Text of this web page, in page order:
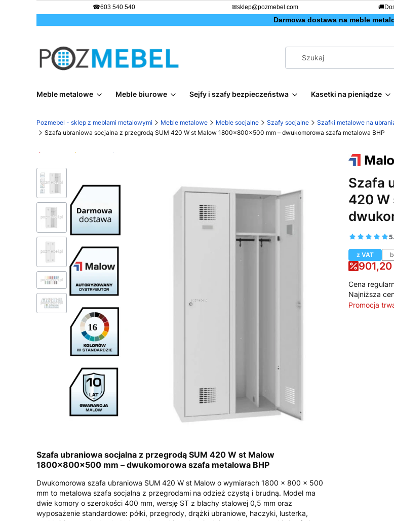
☎603 540 540 ✉sklep@pozmebel.com 🚚
Darmowa dostawa na meble
Meble metalowe Meble biurowe Sejfy i szafy bezpieczeństwa Kasetki na pieniądze
Pozmebel - sklep z meblami metalowymi Meble metalowe Meble socjalne Szafy socjalne Szafki metalowe na
Szafa ubraniowa socjalna z przegrodą SUM 420 W st Malow 1800x800x500 mm – dwukomorowa szafa metalowa BHP
Promocja Bestseller Darmowa dostawa
Szafa ubraniowa socjalna z przegrodą SUM 420 W st Malow
1800x800x500 mm – dwukomorowa szafa metalowa BHP
Dwukomorowa szafa ubraniowa SUM 420 W st Malow o wymiarach 1800 x 800 x 500
mm to metalowa szafa socjalna z przegrodami na odzież czystą i brudną. Model ma
dwie komory o szerokości 400 mm, wersję ST z blachy stalowej 0,5 mm oraz
wyposażenie standardowe: półki, przegrody, drążki ubraniowe, haczyki, lusterka,
Szafa
420
z VAT
901,20
Cena
Najniższa
Promocja